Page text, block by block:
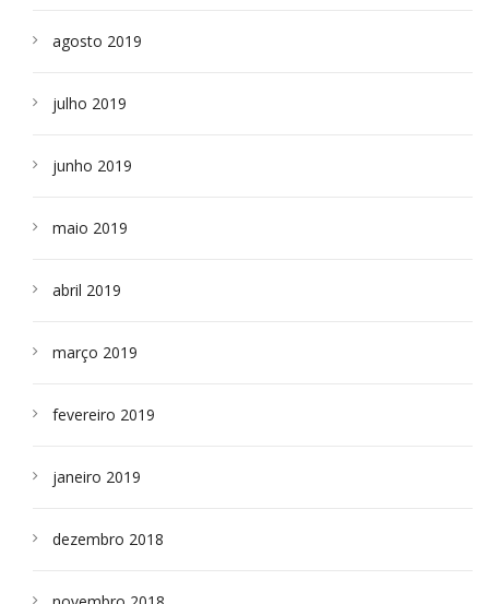
agosto 2019
julho 2019
junho 2019
maio 2019
abril 2019
março 2019
fevereiro 2019
janeiro 2019
dezembro 2018